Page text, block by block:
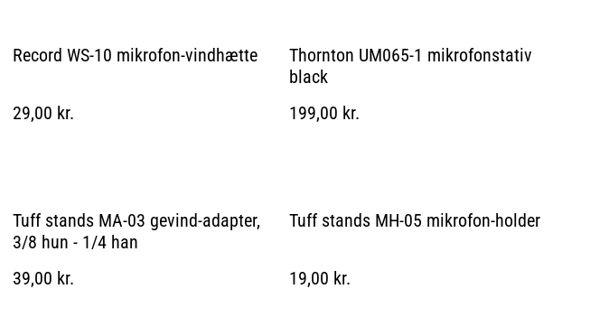
Record WS-10 mikrofon-vindhætte
29,00 kr.
Thornton UM065-1 mikrofonstativ
black
199,00 kr.
Tuff stands MA-03 gevind-adapter,
3/8 hun - 1/4 han
39,00 kr.
Tuff stands MH-05 mikrofon-holder
19,00 kr.